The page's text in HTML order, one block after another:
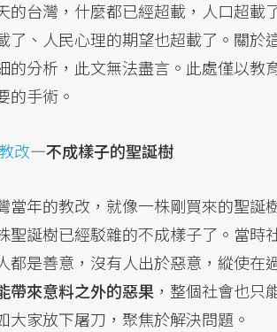
的台灣，什麼都已經超載，人口超載
了、人民心理的期望也超載了。關於
的分析，此文無法盡言。此處僅以教
的手術。
改—不成樣子的聖誕樹
當年的教改，就像一株剛買來的聖誕
聖誕樹已經駁雜的不成樣子了。當時
都是善意，沒有人出於惡意，縱使在
帶來意料之外的惡果 ，整個社會也只
大家放下屠刀，聚焦於解決問題。